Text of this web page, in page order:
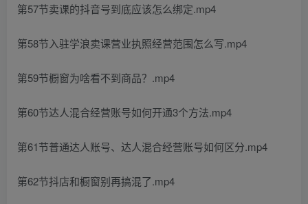
第57节卖课的抖音号到底应该怎么绑定.mp4
第58节入驻学浪卖课营业执照经营范围怎么写.mp4
第59节橱窗为啥看不到商品？.mp4
第60节达人混合经营账号如何开通3个方法.mp4
第61节普通达人账号、达人混合经营账号如何区分.mp4
第62节抖店和橱窗别再搞混了.mp4